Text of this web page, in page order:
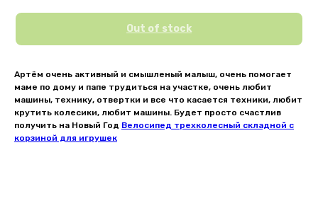
Out of stock
Артём очень активный и смышленый малыш, очень помогает
маме по дому и папе трудиться на участке, очень любит
машины, технику, отвертки и все что касается техники, любит
крутить колесики, любит машины. Будет просто счастлив
получить на Новый Год Велосипед трехколесный складной с
корзиной для игрушек